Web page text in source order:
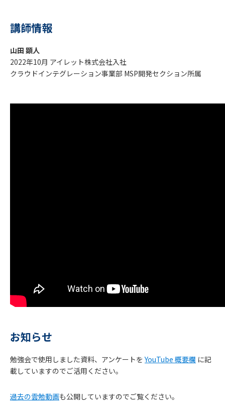
講師情報
山田 顕人
2022年10月 アイレット株式会社入社
クラウドインテグレーション事業部 MSP開発セクション所属
お知らせ
勉強会で使用しました資料、アンケートをYouTube 概要欄 に記
載していますのでご活用ください。
過去の雲勉動画も公開していますのでご覧ください。
お
ら